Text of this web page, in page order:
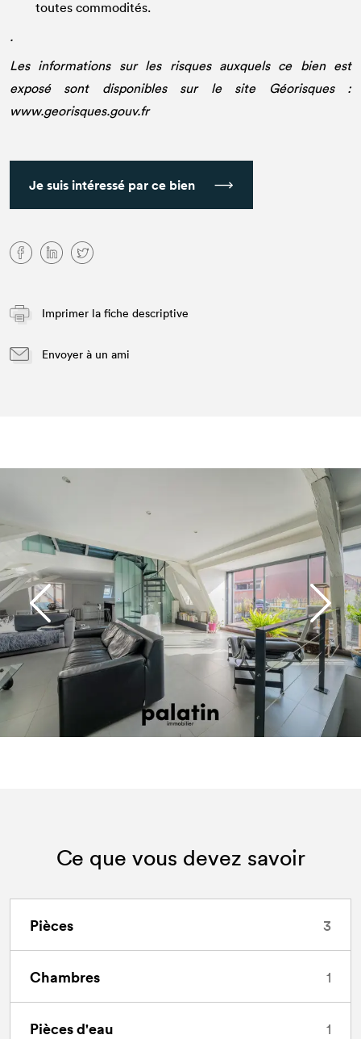
toutes commodités.
.
Les informations sur les risques auxquels ce bien est
exposé sont disponibles sur le site Géorisques :
www.georisques.gouv.fr
Je suis intéressé par ce bien
Imprimer la fiche descriptive
Envoyer à un ami
Ce que vous devez savoir
Pièces 3
Chambres 1
Pièces d'eau 1